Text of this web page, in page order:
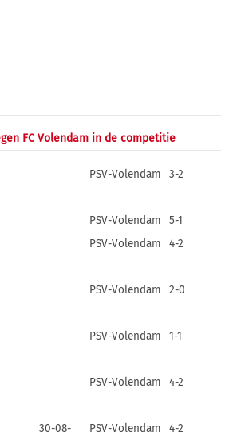
FC Volendam in de competitie
PSV-Volendam 3-2
PSV-Volendam
5-1
PSV-Volendam 4-2
PSV-Volendam 2-0
PSV-Volendam 1-1
PSV-Volendam 4-2
30-08-
PSV-Volendam 4-2